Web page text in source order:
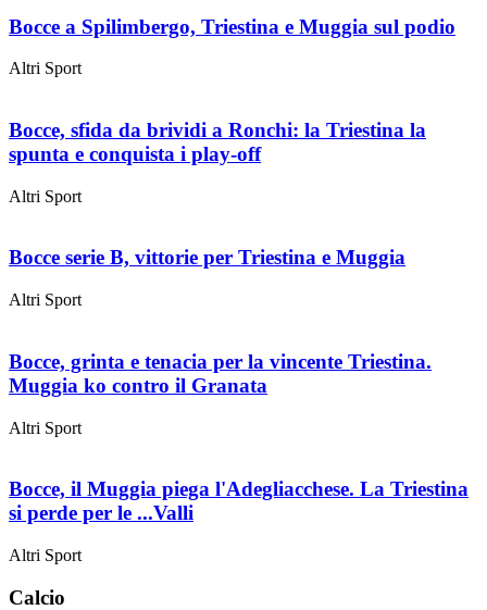
Bocce a Spilimbergo, Triestina e Muggia sul podio
Altri Sport
Bocce, sfida da brividi a Ronchi: la Triestina la
spunta e conquista i play-off
Altri Sport
Bocce serie B, vittorie per Triestina e Muggia
Altri Sport
Bocce, grinta e tenacia per la vincente Triestina.
Muggia ko contro il Granata
Altri Sport
Bocce, il Muggia piega l'Adegliacchese. La Triestina
si perde per le ...Valli
Altri Sport
Calcio